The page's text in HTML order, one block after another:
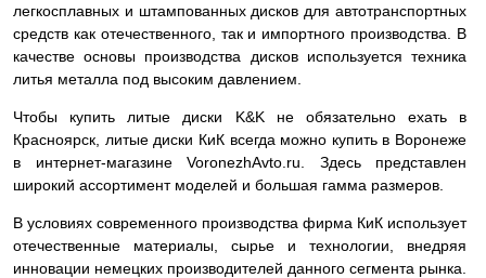
легкосплавных и штампованных дисков для автотранспортных
средств как отечественного, так и импортного производства. В
качестве основы производства дисков используется техника
литья металла под высоким давлением.
Чтобы купить литые диски K&K не обязательно ехать в
Красноярск, литые диски КиК всегда можно купить в Воронеже
в интернет-магазине VoronezhAvto.ru. Здесь представлен
широкий ассортимент моделей и большая гамма размеров.
В условиях современного производства фирма КиК использует
отечественные материалы, сырье и технологии, внедряя
инновации немецких производителей данного сегмента рынка.